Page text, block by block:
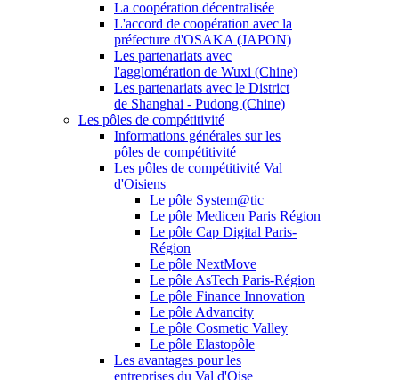
La coopération décentralisée
L'accord de coopération avec la
préfecture d'OSAKA (JAPON)
Les partenariats avec
l'agglomération de Wuxi (Chine)
Les partenariats avec le District
de Shanghai - Pudong (Chine)
Les pôles de compétitivité
Informations générales sur les
pôles de compétitivité
Les pôles de compétitivité Val
d'Oisiens
Le pôle System@tic
Le pôle Medicen Paris Région
Le pôle Cap Digital Paris-
Région
Le pôle NextMove
Le pôle AsTech Paris-Région
Le pôle Finance Innovation
Le pôle Advancity
Le pôle Cosmetic Valley
Le pôle Elastopôle
Les avantages pour les
entreprises du Val d'Oise